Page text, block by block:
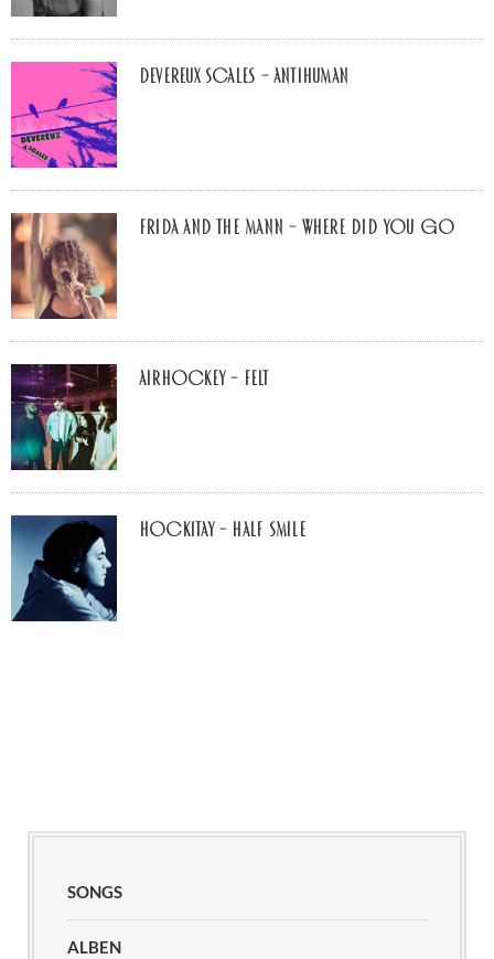
Devereux Scales – Antihuman
Frida and The Mann – Where Did You Go
airhockey – felt
Hockitay – half smile
SONGS
ALBEN